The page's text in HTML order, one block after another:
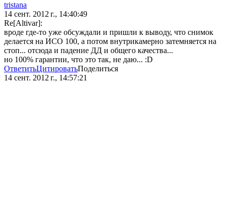
tristana
14 сент. 2012 г., 14:40:49
Re[Altivar]:
вроде где-то уже обсуждали и пришли к выводу, что снимок
делается на ИСО 100, а потом внутрикамерно затемняется на
стоп... отсюда и падение ДД и общего качества...
но 100% гарантии, что это так, не даю... :D
ОтветитьЦитироватьПоделиться
14 сент. 2012 г., 14:57:21